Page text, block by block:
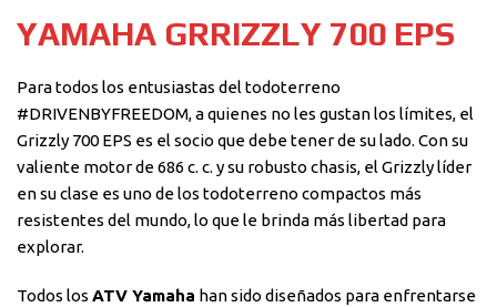
YAMAHA GRRIZZLY 700 EPS
Para todos los entusiastas del todoterreno
#DRIVENBYFREEDOM, a quienes no les gustan los límites, el
Grizzly 700 EPS es el socio que debe tener de su lado. Con su
valiente motor de 686 c. c. y su robusto chasis, el Grizzly líder
en su clase es uno de los todoterreno compactos más
resistentes del mundo, lo que le brinda más libertad para
explorar.
Todos los ATV Yamaha han sido diseñados para enfrentarse